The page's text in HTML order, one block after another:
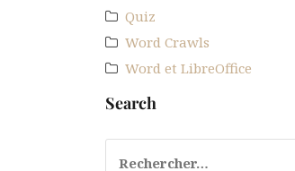
Quiz
Word Crawls
Word et LibreOffice
Search